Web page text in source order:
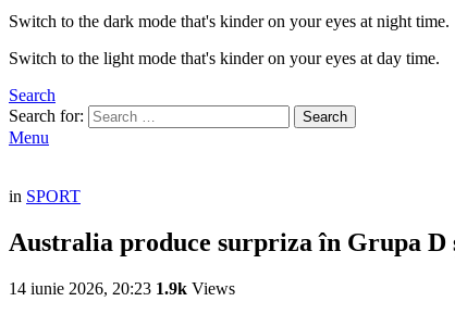
Switch to the dark mode that's kinder on your eyes at night time.
Switch to the light mode that's kinder on your eyes at day time.
Search
Search for:
Search
Menu
in SPORT
Australia produce surpriza în Grupa D
14 iunie 2026, 20:23 1.9k Views